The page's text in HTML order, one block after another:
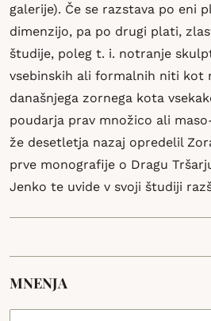
galerije). Če se razstava po eni
dimenzijo, pa po drugi plati,
študije, poleg t. i. notranje
vsebinskih ali formalnih niti kot
današnjega zornega kota
poudarja prav množico ali
že desetletja nazaj opredelil
prve monografije o Dragu
Jenko te uvide v svoji študiji
MNENJA